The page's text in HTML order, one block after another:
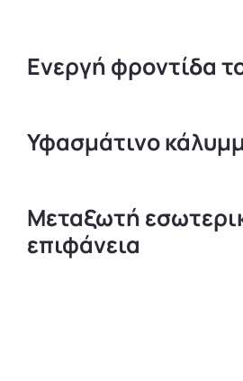
Ενεργή φροντίδα
Υφασμάτινο
Μεταξωτή
επιφάνεια